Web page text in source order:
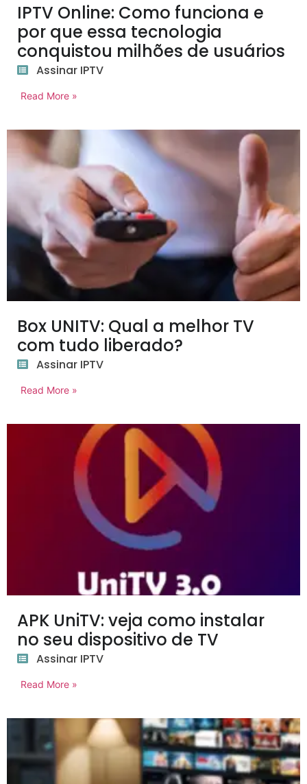
IPTV Online: Como funciona e
por que essa tecnologia
conquistou milhões de usuários
Assinar IPTV
Read More »
Box UNITV: Qual a melhor TV
com tudo liberado?
Assinar IPTV
Read More »
APK UniTV: veja como instalar
no seu dispositivo de TV
Assinar IPTV
Read More »